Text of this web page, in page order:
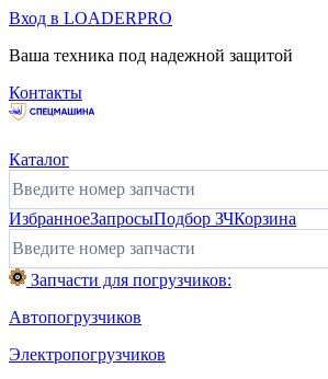
Вход в LOADERPRO
Ваша техника под надежной защитой
Контакты
Каталог
ИзбранноеЗапросыПодбор ЗЧКорзина
Запчасти для погрузчиков:
Автопогрузчиков
Электропогрузчиков